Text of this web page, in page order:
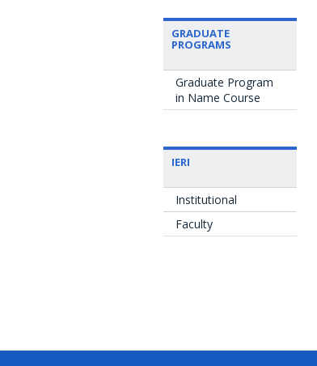
GRADUATE
PROGRAMS
Graduate Program
in Name Course
IERI
Institutional
Faculty